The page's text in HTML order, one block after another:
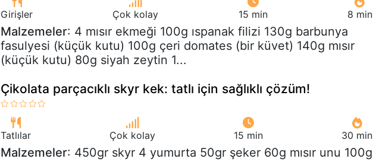
Girişler Çok kolay 15 min 8 min
Malzemeler: 4 mısır ekmeği 100g ıspanak filizi 130g barbunya
fasulyesi (küçük kutu) 100g çeri domates (bir küvet) 140g mısır
(küçük kutu) 80g siyah zeytin 1...
Çikolata parçacıklı skyr kek: tatlı için sağlıklı çözüm!
Tatlılar Çok kolay 15 min 30 min
Malzemeler: 450gr skyr 4 yumurta 50gr şeker 60g mısır unu 100g